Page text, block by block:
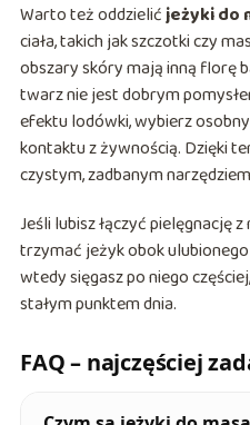
Warto też oddzielićjeżyki do
ciała, takich jak szczotki czy
obszary skóry mają inną florę
twarz nie jest dobrym
efektu lodówki, wybierz
kontaktu z żywnością. Dzięki
czystym, zadbanym
Jeśli lubisz łączyć pielęgnację
trzymać jeżyk obok
wtedy sięgasz po niego
stałym punktem dnia.
FAQ – najczęściej